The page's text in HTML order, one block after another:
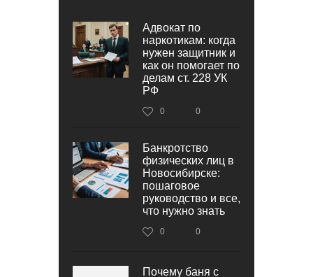
Адвокат по
наркотикам: когда
нужен защитник и
как он помогает по
делам ст. 228 УК
РФ
0 0
Банкротство
физических лиц в
Новосибирске:
пошаговое
руководство и все,
что нужно знать
0 0
Почему баня с